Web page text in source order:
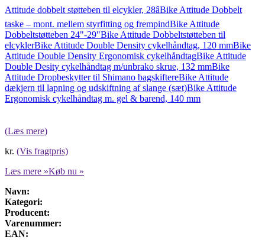
Attitude dobbelt støtteben til elcykler, 28âBike Attitude Dobbelt
taske – mont. mellem styrfitting og frempindBike Attitude
Dobbeltstøtteben 24"-29"Bike Attitude Dobbeltstøtteben til
elcyklerBike Attitude Double Density cykelhåndtag, 120 mmBike
Attitude Double Density Ergonomisk cykelhåndtagBike Attitude
Double Desity cykelhåndtag m/unbrako skrue, 132 mmBike
Attitude Dropbeskytter til Shimano bagskiftereBike Attitude
dækjern til lapning og udskiftning af slange (sæt)Bike Attitude
Ergonomisk cykelhåndtag m. gel & barend, 140 mm
(Læs mere)
kr. (Vis fragtpris)
Læs mere »Køb nu »
Navn:
Kategori:
Producent:
Varenummer:
EAN: